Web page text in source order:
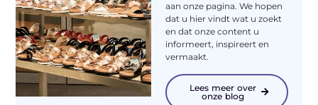
aan onze pagina. We hopen
dat u hier vindt wat u zoekt
en dat onze content u
informeert, inspireert en
vermaakt.
Lees meer over
onze blog